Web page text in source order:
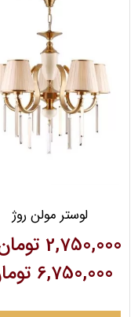
لوستر مولن روژ
2,750,000
6,750,000